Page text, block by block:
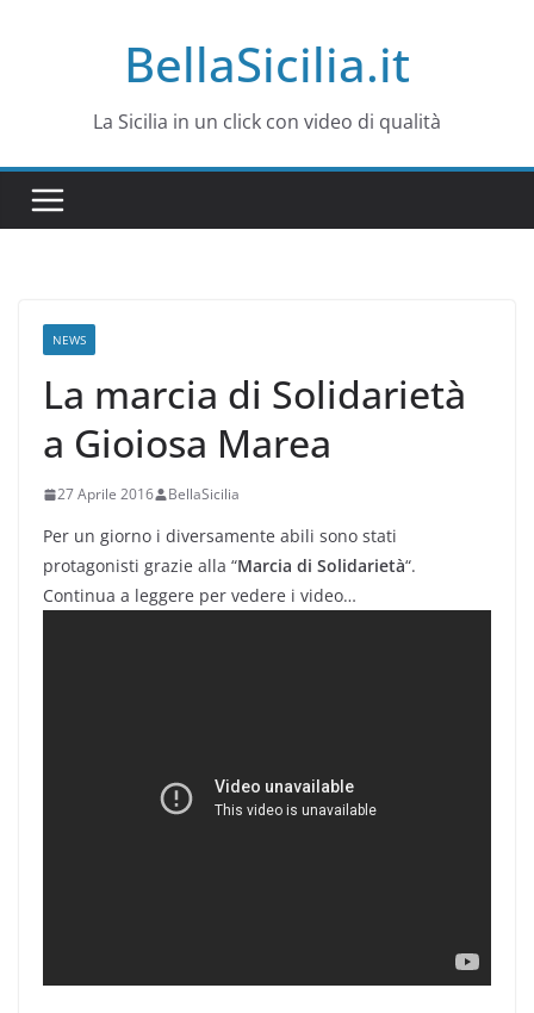
BellaSicilia.it
La Sicilia in un click con video di qualità
NEWS
La marcia di Solidarietà
a Gioiosa Marea
27 Aprile 2016 BellaSicilia
Per un giorno i diversamente abili sono stati
protagonisti grazie alla “Marcia di Solidarietà“.
Continua a leggere per vedere i video…